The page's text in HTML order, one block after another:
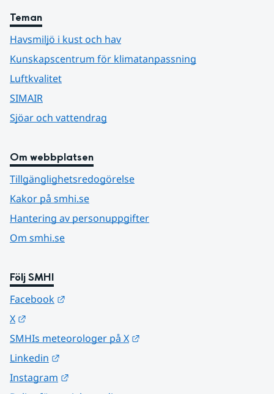
Teman
Havsmiljö i kust och hav
Kunskapscentrum för klimatanpassning
Luftkvalitet
SIMAIR
Sjöar och vattendrag
Om webbplatsen
Tillgänglighetsredogörelse
Kakor på smhi.se
Hantering av personuppgifter
Om smhi.se
Följ SMHI
Facebook
X
SMHIs meteorologer på X
Linkedin
Instagram